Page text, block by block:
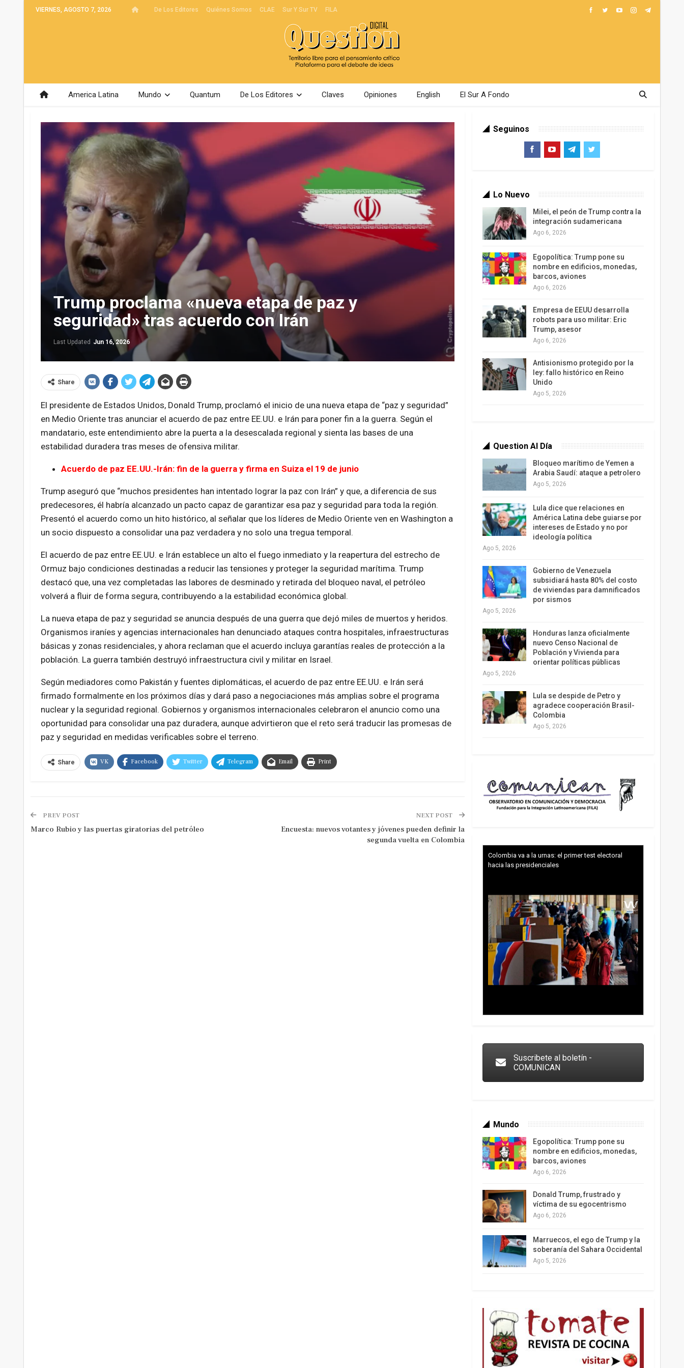
VIERNES, AGOSTO 7, 2026 De Los Editores Quiénes Somos CLAE Sur Y Sur TV FILA
America Latina Mundo Quantum De Los Editores Claves Opiniones English El Sur A Fondo
Trump proclama «nueva etapa de paz y
seguridad» tras acuerdo con Irán
Last Updated Jun 16, 2026
Share
El presidente de Estados Unidos, Donald Trump, proclamó el inicio de una nueva etapa de “paz y seguridad”
en Medio Oriente tras anunciar el acuerdo de paz entre EE.UU. e Irán para poner fin a la guerra. Según el
mandatario, este entendimiento abre la puerta a la desescalada regional y sienta las bases de una
estabilidad duradera tras meses de ofensiva militar.
Acuerdo de paz EE.UU.-Irán: fin de la guerra y firma en Suiza el 19 de junio
Trump aseguró que “muchos presidentes han intentado lograr la paz con Irán” y que, a diferencia de sus
predecesores, él habría alcanzado un pacto capaz de garantizar esa paz y seguridad para toda la región.
Presentó el acuerdo como un hito histórico, al señalar que los líderes de Medio Oriente ven en Washington a
un socio dispuesto a consolidar una paz verdadera y no solo una tregua temporal.
El acuerdo de paz entre EE.UU. e Irán establece un alto el fuego inmediato y la reapertura del estrecho de
Ormuz bajo condiciones destinadas a reducir las tensiones y proteger la seguridad marítima. Trump
destacó que, una vez completadas las labores de desminado y retirada del bloqueo naval, el petróleo
volverá a fluir de forma segura, contribuyendo a la estabilidad económica global.
La nueva etapa de paz y seguridad se anuncia después de una guerra que dejó miles de muertos y heridos.
Organismos iraníes y agencias internacionales han denunciado ataques contra hospitales, infraestructuras
básicas y zonas residenciales, y ahora reclaman que el acuerdo incluya garantías reales de protección a la
población. La guerra también destruyó infraestructura civil y militar en Israel.
Según mediadores como Pakistán y fuentes diplomáticas, el acuerdo de paz entre EE.UU. e Irán será
firmado formalmente en los próximos días y dará paso a negociaciones más amplias sobre el programa
nuclear y la seguridad regional. Gobiernos y organismos internacionales celebraron el anuncio como una
oportunidad para consolidar una paz duradera, aunque advirtieron que el reto será traducir las promesas de
paz y seguridad en medidas verificables sobre el terreno.
Share VK Facebook Twitter Telegram Email Print
PREV POST
Marco Rubio y las puertas giratorias del petróleo
NEXT POST
Encuesta: nuevos votantes y jóvenes pueden definir la
segunda vuelta en Colombia
Seguinos
Lo Nuevo
Milei, el peón de Trump contra la
integración sudamericana
Ago 6, 2026
Egopolítica: Trump pone su
nombre en edificios, monedas,
barcos, aviones
Ago 6, 2026
Empresa de EEUU desarrolla
robots para uso militar: Eric
Trump, asesor
Ago 6, 2026
Antisionismo protegido por la
ley: fallo histórico en Reino
Unido
Ago 5, 2026
Question Al Día
Bloqueo marítimo de Yemen a
Arabia Saudí: ataque a petrolero
Ago 5, 2026
Lula dice que relaciones en
América Latina debe guiarse por
intereses de Estado y no por
ideología política
Ago 5, 2026
Gobierno de Venezuela
subsidiará hasta 80% del costo
de viviendas para damnificados
por sismos
Ago 5, 2026
Honduras lanza oficialmente
nuevo Censo Nacional de
Población y Vivienda para
orientar políticas públicas
Ago 5, 2026
Lula se despide de Petro y
agradece cooperación Brasil-
Colombia
Ago 5, 2026
Colombia va a la urnas: el primer test electoral
hacia las presidenciales
Suscribete al boletín -
COMUNICAN
Mundo
Egopolítica: Trump pone su
nombre en edificios, monedas,
barcos, aviones
Ago 6, 2026
Donald Trump, frustrado y
víctima de su egocentrismo
Ago 6, 2026
Marruecos, el ego de Trump y la
soberanía del Sahara Occidental
Ago 5, 2026